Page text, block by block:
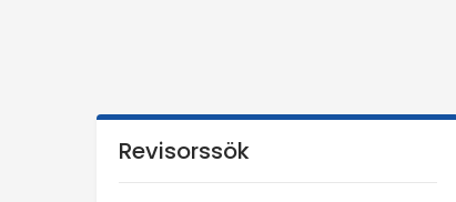
r
Revisorssök